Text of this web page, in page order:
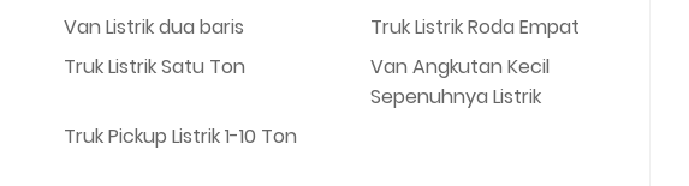
Van Listrik dua baris
Truk Listrik Roda Empat
Truk Listrik Satu Ton
Van Angkutan Kecil
Sepenuhnya Listrik
Truk Pickup Listrik 1-10 Ton